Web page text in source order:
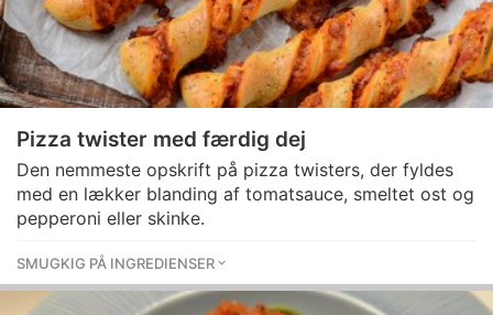
Pizza twister med færdig dej
Den nemmeste opskrift på pizza twisters, der fyldes
med en lækker blanding af tomatsauce, smeltet ost og
pepperoni eller skinke.
SMUGKIG PÅ INGREDIENSER